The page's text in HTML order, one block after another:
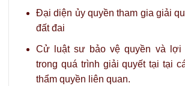
Đại diện ủy quyền tham gia giải
đất đai
Cử luật sư bảo vệ quyền và lợi
trong quá trình giải quyết tại tại
thẩm quyền liên quan.